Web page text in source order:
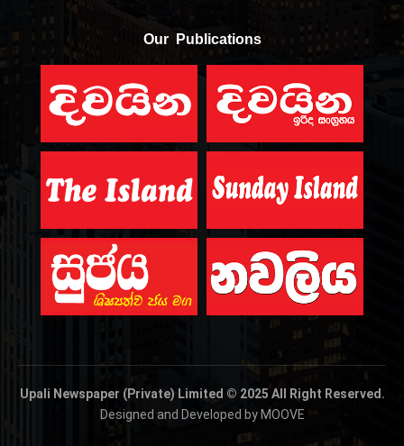
Our Publications
Upali Newspaper (Private) Limited © 2025 All Right Reserved.
Designed and Developed by MOOVE